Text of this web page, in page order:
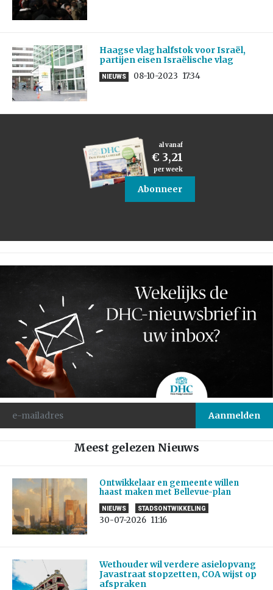
Haagse vlag halfstok voor Israël,
partijen eisen Israëlische vlag
NIEUWS 08-10-2023 17:34
al vanaf
€ 3,21
per week
Abonneer
Meest gelezen Nieuws
Ontwikkelaar en gemeente willen
haast maken met Bellevue-plan
NIEUWS STADSONTWIKKELING
30-07-2026 11:16
Wethouder wil verdere asielopvang
Javastraat stopzetten, COA wijst op
afspraken